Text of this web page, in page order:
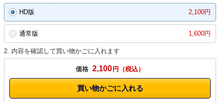
HD版 2,100円
通常版 1,600円
2. 内容を確認して買い物かごに入れます
価格 2,100 円
買い物かごに入れる